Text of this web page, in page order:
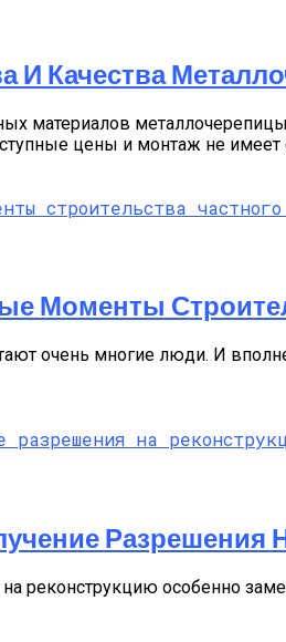
И Качества
материалов
цены и монтаж не имеет
Моменты
очень многие люди. И
Разрешения
реконструкцию особенно